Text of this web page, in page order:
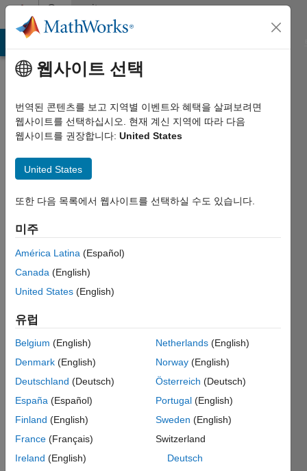
콘텐츠로 바로 가기
Community
Profile
Teodo
Last
전
2016년부터
Followers:
17
메시지
Dad and
Graduate
(Dipl.Ing.)
더
웹사이트 선택
번역된 콘텐츠를 보고 지역별 이벤트와 혜택을 살펴보려면
웹사이트를 선택하십시오. 현재 계신 지역에 따라 다음
웹사이트를 권장합니다: United States
United States
또한 다음 목록에서 웹사이트를 선택하실 수도 있습니다.
미주
América Latina (Español)
Canada (English)
United States (English)
유럽
Belgium (English)
Denmark (English)
Deutschland (Deutsch)
España (Español)
Finland (English)
France (Français)
Ireland (English)
Netherlands(English)
Norway(English)
Österreich (Deutsch)
Portugal(English)
Sweden (English)
Switzerland
Deutsch